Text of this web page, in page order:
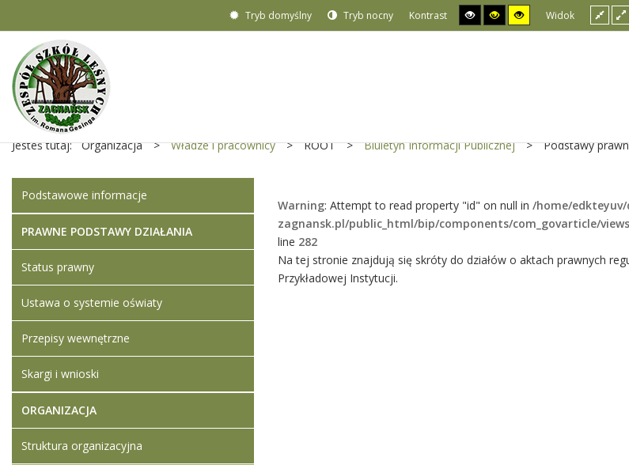
Tryb domyślny Tryb nocny Kontrast Widok
Jesteś tutaj: Organizacja > Władze i pracownicy > ROOT > Biuletyn Informacji Publicznej > Podstawy
Warning: Attempt to read property "id" on null in /home/
zagnansk.pl/public_html/bip/components/com_govarticle/
line 282
Na tej stronie znajdują się skróty do działów o aktach prawnych
Przykładowej Instytucji.
Podstawowe informacje
PRAWNE PODSTAWY DZIAŁANIA
Status prawny
Ustawa o systemie oświaty
Przepisy wewnętrzne
Skargi i wnioski
ORGANIZACJA
Struktura organizacyjna